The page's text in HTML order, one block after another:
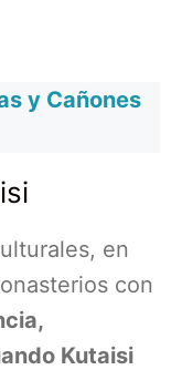
y Cañones
en
con
Kutaisi